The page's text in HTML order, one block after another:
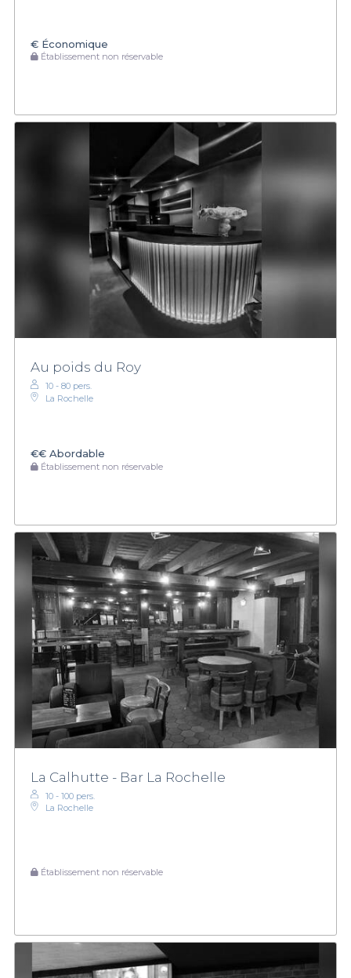
€ Économique
Établissement non réservable
Au poids du Roy
10 - 80 pers.
La Rochelle
€€ Abordable
Établissement non réservable
La Calhutte - Bar La Rochelle
10 - 100 pers.
La Rochelle
Établissement non réservable